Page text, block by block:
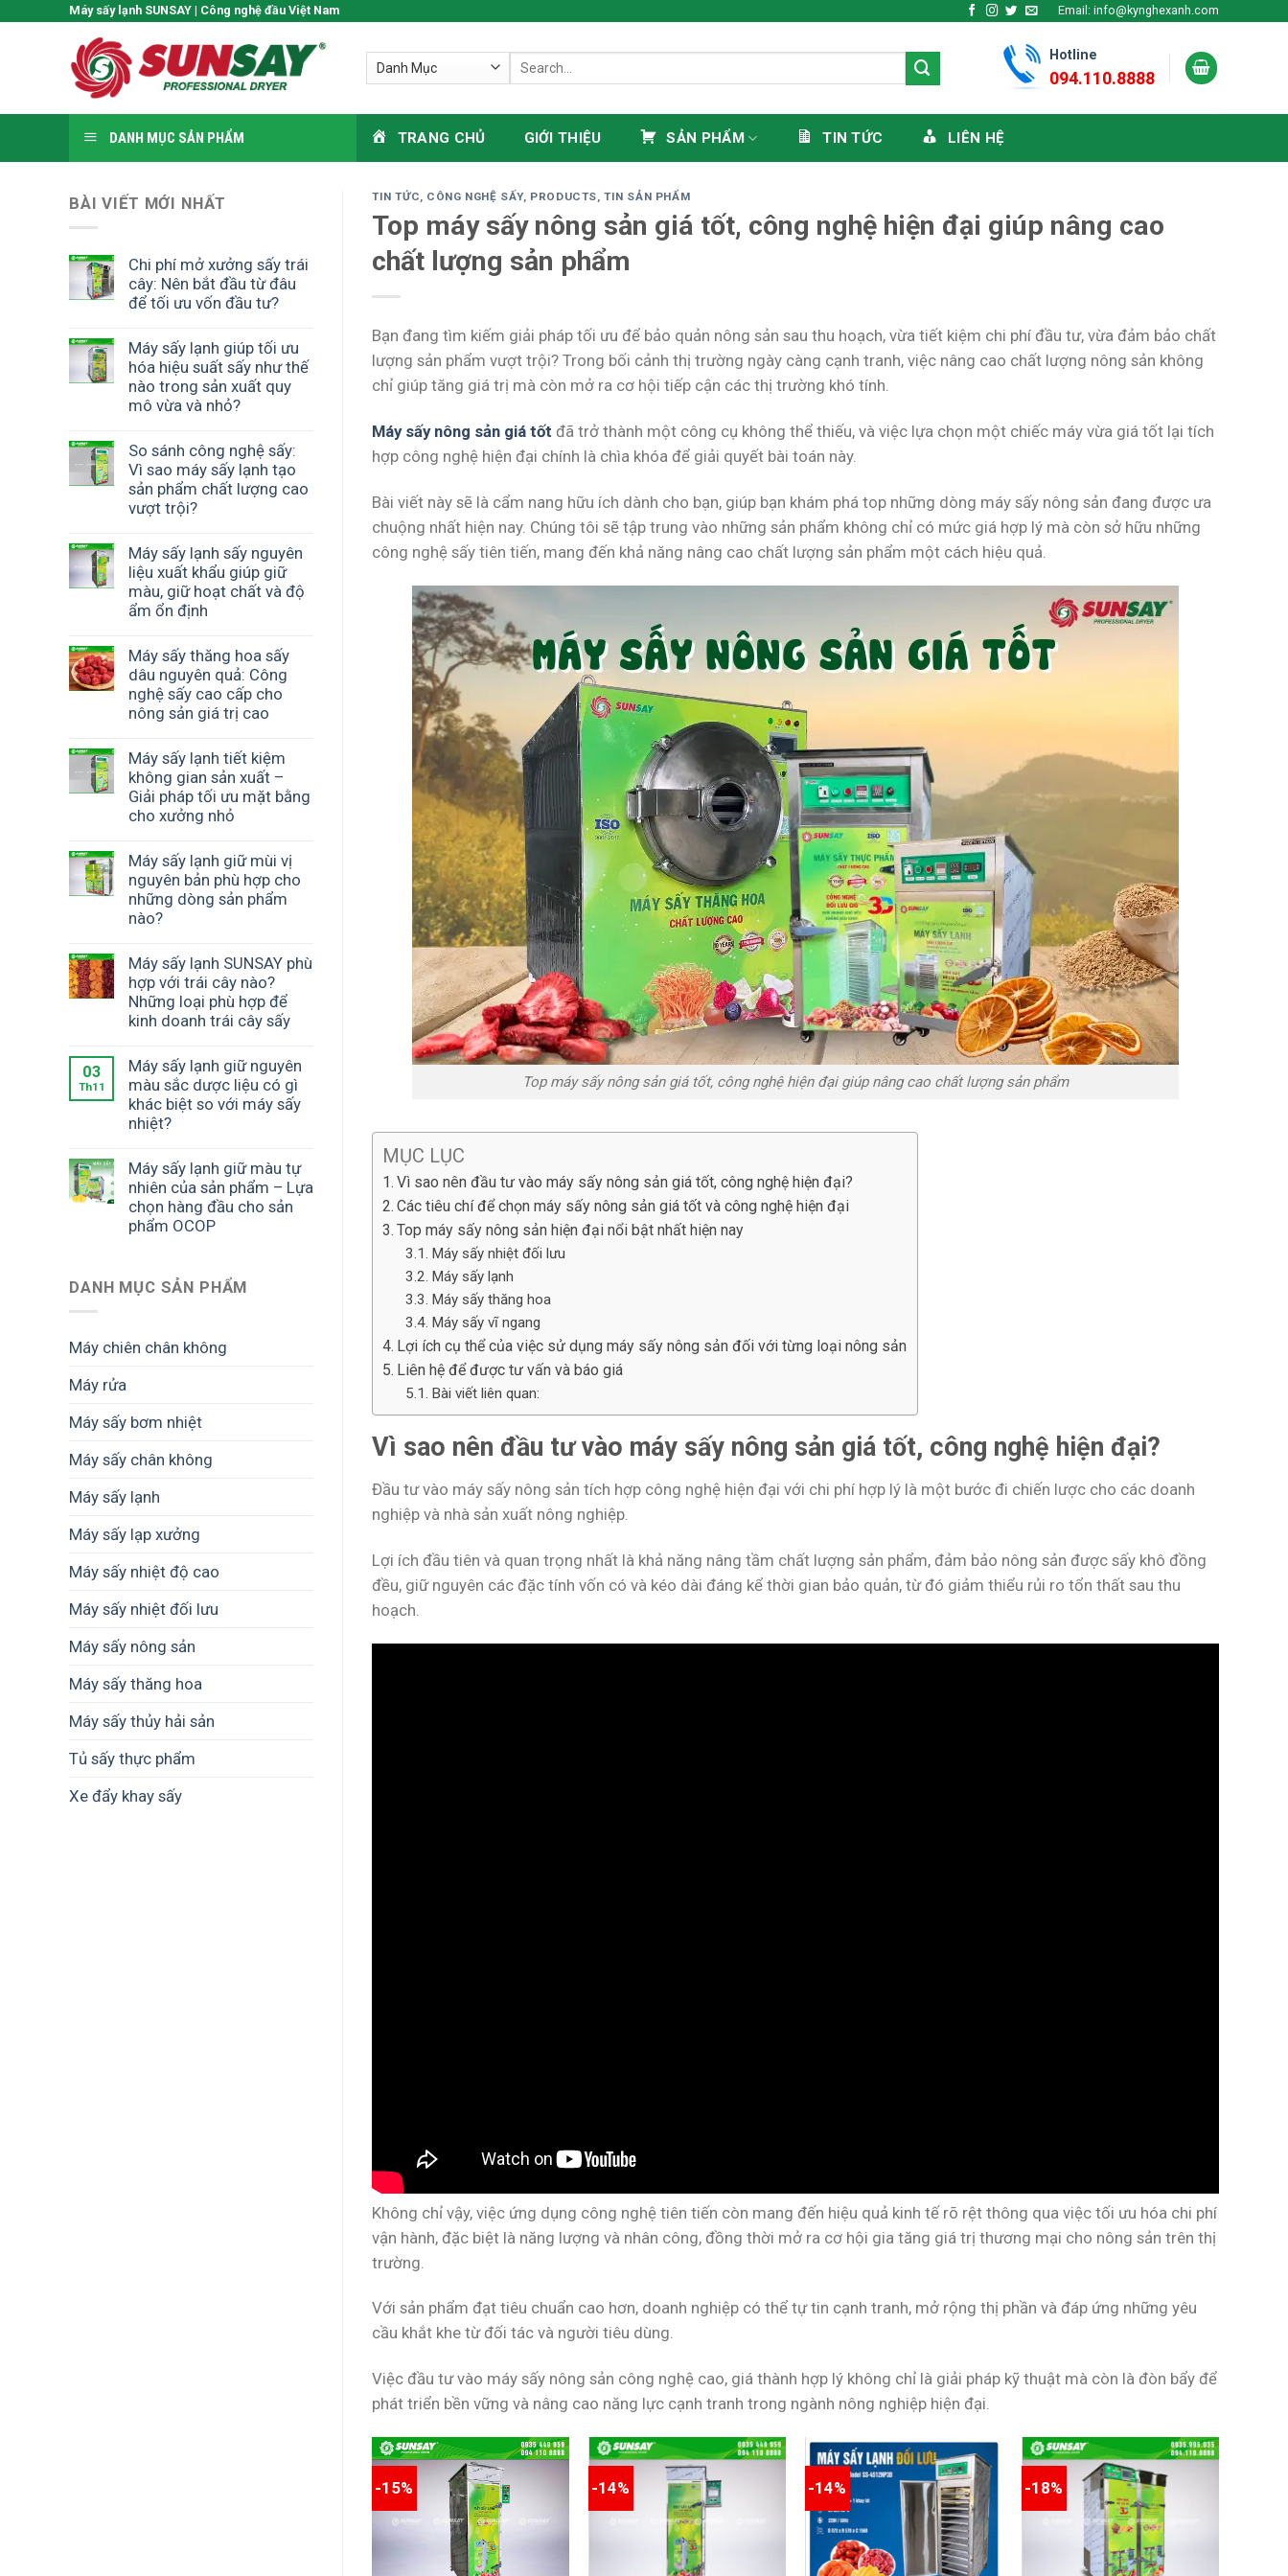
Máy sấy lạnh SUNSAY | Công nghệ đầu Việt Nam Email: info@kynghexanh.com
Search
Hotline
094.110.8888
DANH MỤC SẢN PHẨM TRANG CHỦ GIỚI THIỆU SẢN PHẨM TIN TỨC LIÊN HỆ
BÀI VIẾT MỚI NHẤT
Chi phí mở xưởng sấy trái
cây: Nên bắt đầu từ đâu
để tối ưu vốn đầu tư?
Máy sấy lạnh giúp tối ưu
hóa hiệu suất sấy như thế
nào trong sản xuất quy
mô vừa và nhỏ?
So sánh công nghệ sấy:
Vì sao máy sấy lạnh tạo
sản phẩm chất lượng cao
vượt trội?
Máy sấy lạnh sấy nguyên
liệu xuất khẩu giúp giữ
màu, giữ hoạt chất và độ
ẩm ổn định
Máy sấy thăng hoa sấy
dâu nguyên quả: Công
nghệ sấy cao cấp cho
nông sản giá trị cao
Máy sấy lạnh tiết kiệm
không gian sản xuất –
Giải pháp tối ưu mặt bằng
cho xưởng nhỏ
Máy sấy lạnh giữ mùi vị
nguyên bản phù hợp cho
những dòng sản phẩm
nào?
Máy sấy lạnh SUNSAY phù
hợp với trái cây nào?
Những loại phù hợp để
kinh doanh trái cây sấy
03
Th11
Máy sấy lạnh giữ nguyên
màu sắc dược liệu có gì
khác biệt so với máy sấy
nhiệt?
Máy sấy lạnh giữ màu tự
nhiên của sản phẩm – Lựa
chọn hàng đầu cho sản
phẩm OCOP
DANH MỤC SẢN PHẨM
Máy chiên chân không
Máy rửa
Máy sấy bơm nhiệt
Máy sấy chân không
Máy sấy lạnh
Máy sấy lạp xưởng
Máy sấy nhiệt độ cao
Máy sấy nhiệt đối lưu
Máy sấy nông sản
Máy sấy thăng hoa
Máy sấy thủy hải sản
Tủ sấy thực phẩm
Xe đẩy khay sấy
TIN TỨC, CÔNG NGHỆ SẤY, PRODUCTS,TIN SẢN PHẨM
Top máy sấy nông sản giá tốt, công nghệ hiện đại giúp nâng cao
chất lượng sản phẩm
Bạn đang tìm kiếm giải pháp tối ưu để bảo quản nông sản sau thu hoạch, vừa tiết kiệm chi phí đầu tư, vừa đảm bảo chất
lượng sản phẩm vượt trội? Trong bối cảnh thị trường ngày càng cạnh tranh, việc nâng cao chất lượng nông sản không
chỉ giúp tăng giá trị mà còn mở ra cơ hội tiếp cận các thị trường khó tính.
Máy sấy nông sản giá tốt đã trở thành một công cụ không thể thiếu, và việc lựa chọn một chiếc máy vừa giá tốt lại tích
hợp công nghệ hiện đại chính là chìa khóa để giải quyết bài toán này.
Bài viết này sẽ là cẩm nang hữu ích dành cho bạn, giúp bạn khám phá top những dòng máy sấy nông sản đang được ưa
chuộng nhất hiện nay. Chúng tôi sẽ tập trung vào những sản phẩm không chỉ có mức giá hợp lý mà còn sở hữu những
công nghệ sấy tiên tiến, mang đến khả năng nâng cao chất lượng sản phẩm một cách hiệu quả.
Top máy sấy nông sản giá tốt, công nghệ hiện đại giúp nâng cao chất lượng sản phẩm
MỤC LỤC
Vì sao nên đầu tư vào máy sấy nông sản giá tốt, công nghệ hiện đại?
Các tiêu chí để chọn máy sấy nông sản giá tốt và công nghệ hiện đại
Top máy sấy nông sản hiện đại nổi bật nhất hiện nay
Máy sấy nhiệt đối lưu
Máy sấy lạnh
Máy sấy thăng hoa
Máy sấy vĩ ngang
Lợi ích cụ thể của việc sử dụng máy sấy nông sản đối với từng loại nông sản
Liên hệ để được tư vấn và báo giá
Bài viết liên quan:
Vì sao nên đầu tư vào máy sấy nông sản giá tốt, công nghệ hiện đại?
Đầu tư vào máy sấy nông sản tích hợp công nghệ hiện đại với chi phí hợp lý là một bước đi chiến lược cho các doanh
nghiệp và nhà sản xuất nông nghiệp.
Lợi ích đầu tiên và quan trọng nhất là khả năng nâng tầm chất lượng sản phẩm, đảm bảo nông sản được sấy khô đồng
đều, giữ nguyên các đặc tính vốn có và kéo dài đáng kể thời gian bảo quản, từ đó giảm thiểu rủi ro tổn thất sau thu
hoạch.
Không chỉ vậy, việc ứng dụng công nghệ tiên tiến còn mang đến hiệu quả kinh tế rõ rệt thông qua việc tối ưu hóa chi phí
vận hành, đặc biệt là năng lượng và nhân công, đồng thời mở ra cơ hội gia tăng giá trị thương mại cho nông sản trên thị
trường.
Với sản phẩm đạt tiêu chuẩn cao hơn, doanh nghiệp có thể tự tin cạnh tranh, mở rộng thị phần và đáp ứng những yêu
cầu khắt khe từ đối tác và người tiêu dùng.
Việc đầu tư vào máy sấy nông sản công nghệ cao, giá thành hợp lý không chỉ là giải pháp kỹ thuật mà còn là đòn bẩy để
phát triển bền vững và nâng cao năng lực cạnh tranh trong ngành nông nghiệp hiện đại.
-15% -14% -14% -18%